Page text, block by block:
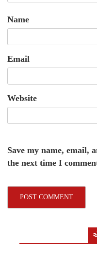
Name
Email
Website
Save my name, email,
the next time I